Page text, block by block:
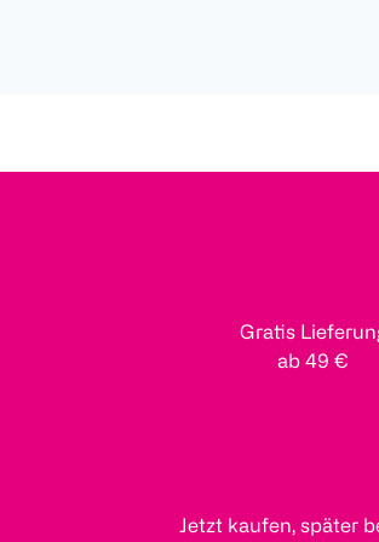
Gratis
ab 49 €
Jetzt kaufen, später